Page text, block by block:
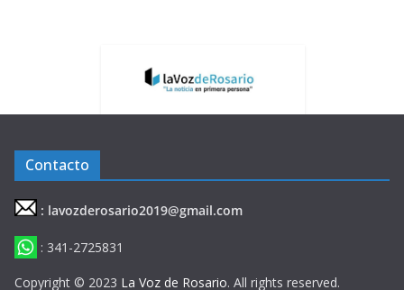
Contacto
: lavozderosario2019@gmail.com
: 341-2725831
Copyright © 2023 La Voz de Rosario. All rights reserved.